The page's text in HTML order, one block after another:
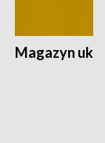
Magazyn